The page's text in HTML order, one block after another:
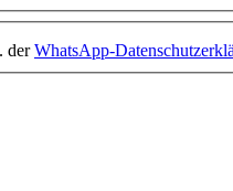
derWhatsApp-